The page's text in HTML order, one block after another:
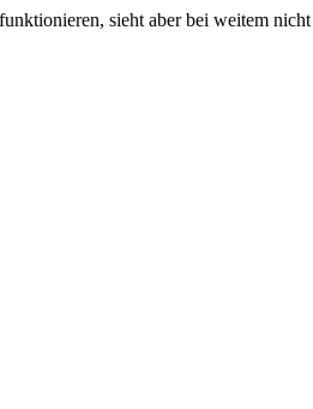
sieht aber bei weitem nicht